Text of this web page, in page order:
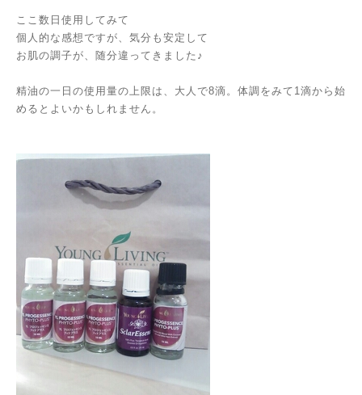
ここ数日使用してみて
個人的な感想ですが、気分も安定して
お肌の調子が、随分違ってきました♪
精油の一日の使用量の上限は、大人で8滴。体調をみて1滴から始
めるとよいかもしれません。